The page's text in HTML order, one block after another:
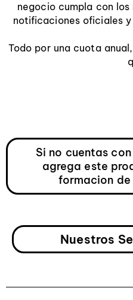
negocio cumpla con
notificaciones oficiales
Todo por una cuota
Si no cuentas con
agrega este
formacion de
Nuestros